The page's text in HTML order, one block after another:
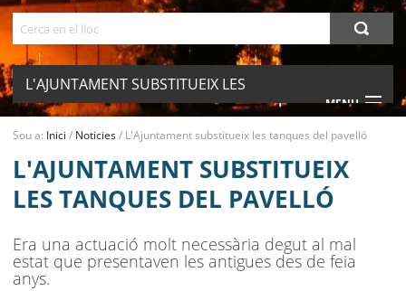
L'AJUNTAMENT SUBSTITUEIX LES
TANQUES DEL PAVELLÓ
MENU
AJUNTAMENT
MUNICIPI
SEU ELECTRÒNICA
BELL-LLOC SOLUCIONA
Sou a: Inici / Noticies/ L'Ajuntament substitueix les tanques del pavelló
L'AJUNTAMENT SUBSTITUEIX
LES TANQUES DEL PAVELLÓ
Era una actuació molt necessària degut al mal
estat que presentaven les antigues des de feia
anys.